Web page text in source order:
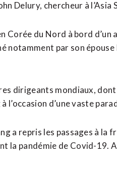
Delury, chercheur à
Corée du Nord à bord d’un
notamment par son
dirigeants mondiaux,
l’occasion d’une vaste
a repris les passages à
la pandémie de Covid-19.